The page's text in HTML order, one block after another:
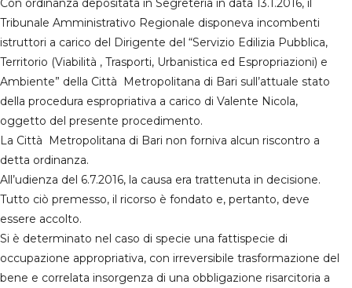
Con ordinanza depositata in Segreteria in data 13.1.2016, il
Tribunale Amministrativo Regionale disponeva incombenti
istruttori a carico del Dirigente del “Servizio Edilizia Pubblica,
Territorio (Viabilità , Trasporti, Urbanistica ed Espropriazioni) e
Ambiente” della Città Metropolitana di Bari sull’attuale stato
della procedura espropriativa a carico di Valente Nicola,
oggetto del presente procedimento.
La Città Metropolitana di Bari non forniva alcun riscontro a
detta ordinanza.
All’udienza del 6.7.2016, la causa era trattenuta in decisione.
Tutto ciò premesso, il ricorso è fondato e, pertanto, deve
essere accolto.
Si è determinato nel caso di specie una fattispecie di
occupazione appropriativa, con irreversibile trasformazione del
bene e correlata insorgenza di una obbligazione risarcitoria a